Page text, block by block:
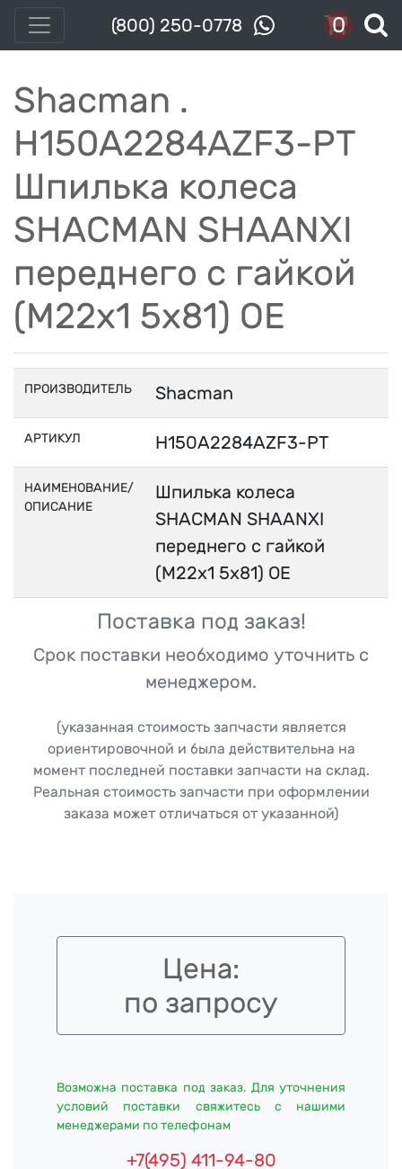
(800) 250-0778 0
Shacman .
H150A2284AZF3-PT
Шпилька колеса
SHACMAN SHAANXI
переднего с гайкой
(М22х1 5x81) OE
ПРОИЗВОДИТЕЛЬ Shacman
АРТИКУЛ H150A2284AZF3-PT
НАИМЕНОВАНИЕ/
ОПИСАНИЕ
Шпилька колеса
SHACMAN SHAANXI
переднего с гайкой
(М22х1 5x81) OE
Поставка под заказ!
Срок поставки необходимо уточнить с
менеджером.
(указанная стоимость запчасти является
ориентировочной и была действительна на
момент последней поставки запчасти на склад.
Реальная стоимость запчасти при оформлении
заказа может отличаться от указанной)
Цена:
по запросу
Возможна поставка под заказ. Для уточнения
условий поставки свяжитесь с нашими
менеджерами по телефонам
+7(495) 411-94-80